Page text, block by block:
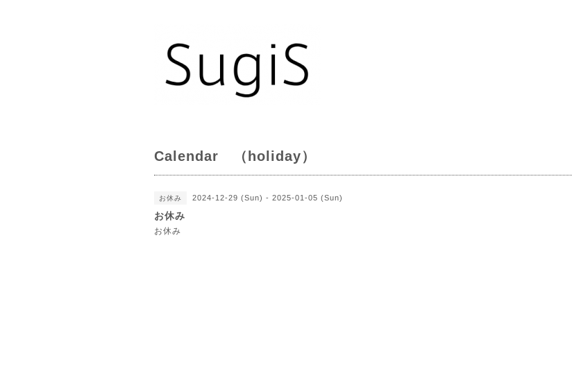
Calendar （holiday）
お休み 2024-12-29 (Sun) - 2025-01-05 (Sun)
お休み
お休み